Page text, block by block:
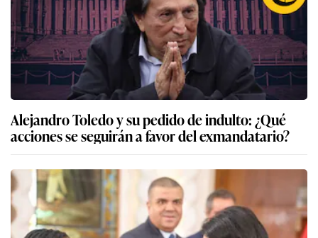
Alejandro Toledo y su pedido de indulto: ¿Qué
acciones se seguirán a favor del exmandatario?